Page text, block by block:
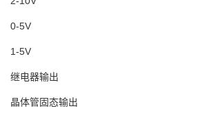
0-5V
1-5V
继电器输出
晶体管固态输出